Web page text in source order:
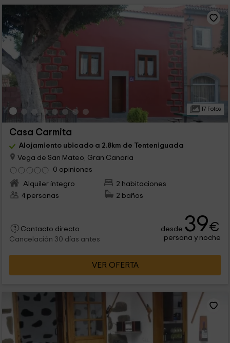
17 Fotos
Casa Carmita
Alojamiento ubicado a 2.8km de Tenteniguada
Vega de San Mateo, Gran Canaria
0 opiniones
Alquiler íntegro
2 habitaciones
4 personas
2 baños
Contacto directo
Cancelación 30 días antes
desde 39€
persona y noche
VER OFERTA